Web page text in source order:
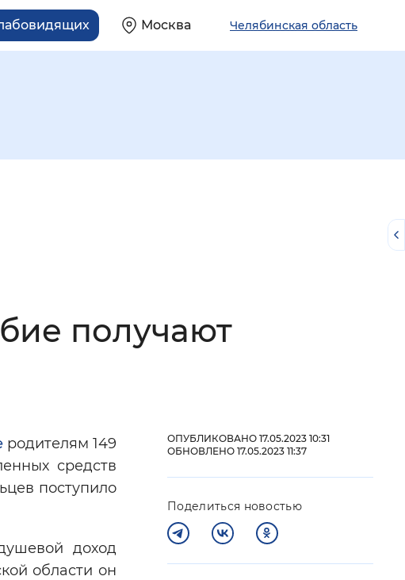
Москва Челябинская область
получают
родителям 149
средств
поступило
доход
области он
ОПУБЛИКОВАНО 17.05.2023 10:31
ОБНОВЛЕНО 17.05.2023 11:37
Поделиться новостью